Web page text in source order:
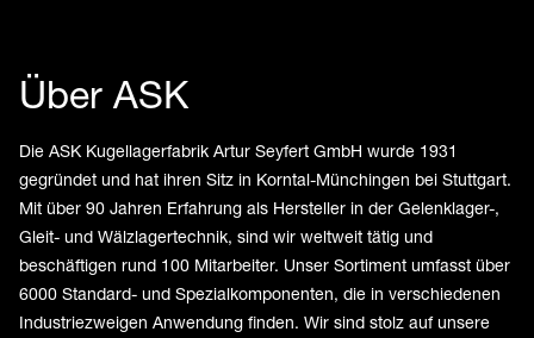
Über ASK
Die ASK Kugellagerfabrik Artur Seyfert GmbH wurde 1931
gegründet und hat ihren Sitz in Korntal-Münchingen bei Stuttgart.
Mit über 90 Jahren Erfahrung als Hersteller in der Gelenklager-,
Gleit- und Wälzlagertechnik, sind wir weltweit tätig und
beschäftigen rund 100 Mitarbeiter. Unser Sortiment umfasst über
6000 Standard- und Spezialkomponenten, die in verschiedenen
Industriezweigen Anwendung finden. Wir sind stolz auf unsere